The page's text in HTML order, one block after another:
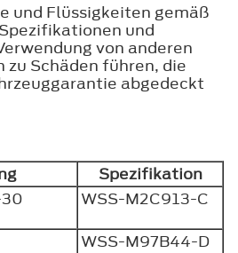
und Flüssigkeiten gemäß
und
von anderen
zu Schäden führen, die
abgedeckt
Spezifikation
WSS-M2C913-C
WSS-M97B44-D